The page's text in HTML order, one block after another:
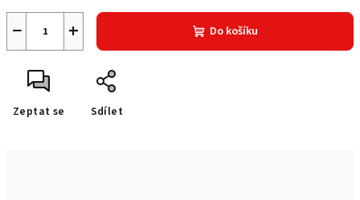
+
− Do košíku
Zeptat se Sdílet